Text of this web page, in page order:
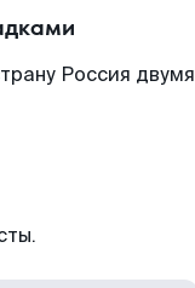
Россия двумя